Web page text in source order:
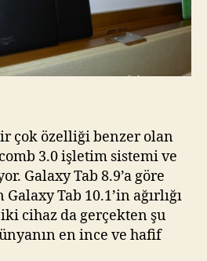
çok özelliği benzer olan
3.0 işletim sistemi ve
Galaxy Tab 8.9’a göre
Tab 10.1’in ağırlığı
cihaz da gerçekten şu
en ince ve hafif